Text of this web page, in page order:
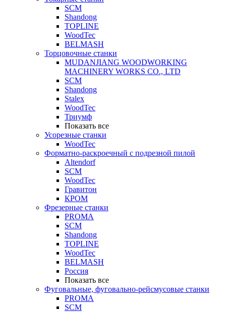
SCM
Shandong
TOPLINE
WoodTec
BELMASH
Торцовочные станки
MUDANJIANG WOODWORKING
MACHINERY WORKS CO., LTD
SCM
Shandong
Stalex
WoodTec
Триумф
Показать все
Усорезные станки
WoodTec
Форматно-раскроечный с подрезной пилой
Altendorf
SCM
WoodTec
Гравитон
КРОМ
Фрезерные станки
PROMA
SCM
Shandong
TOPLINE
WoodTec
BELMASH
Россия
Показать все
Фуговальные, фуговально-рейсмусовые станки
PROMA
SCM